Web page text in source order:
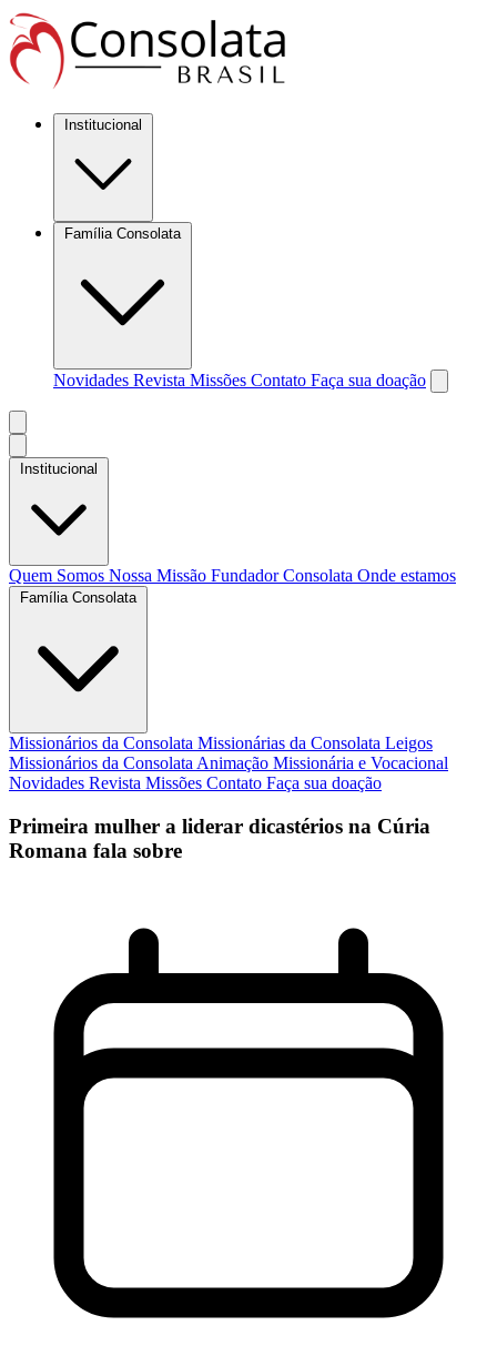
Institucional
Família Consolata
Novidades Revista Missões Contato Faça sua doação
Institucional
Quem Somos Nossa Missão FundadorConsolata Onde estamos
Família Consolata
Missionários da Consolata Missionárias da Consolata Leigos
Missionários da Consolata Animação Missionária e Vocacional
Novidades Revista Missões Contato Faça sua doação
Primeira mulher a liderar dicastérios na Cúria
Romana fala sobre